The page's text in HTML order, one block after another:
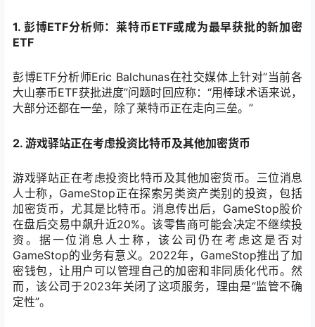
1. 彭博ETF分析师：莱特币ETF或成为最早获批的新加密
ETF
彭博ETF分析师Eric Balchunas在社交媒体上针对“当前各
大山寨币ETF获批进度”问题时回应称：“用棒球术语来说，
大部分还都在一垒，除了莱特币正在走向三垒。”
2. 游戏驿站正在考虑投资比特币及其他加密货币
游戏驿站正在考虑投资比特币及其他加密货币。三位消息
人士称，GameStop正在探索另类资产类别的投资，包括
加密货币，尤其是比特币。消息传出后，GameStop股价
在盘后交易中飙升近20%。该零售商可能会决定不继续投
资。据一位消息人士称，该公司仍在考虑这是否对
GameStop的业务有意义。2022年，GameStop推出了加
密钱包，让用户可以管理自己的加密和非同质化代币。然
而，该公司于2023年关闭了这项服务，理由是“监管不确
定性”。